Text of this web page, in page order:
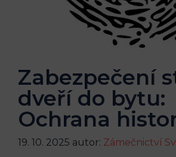
Zabezpečení
dveří do bytu:
Ochrana
19. 10. 2025 autor: Zámečnictví